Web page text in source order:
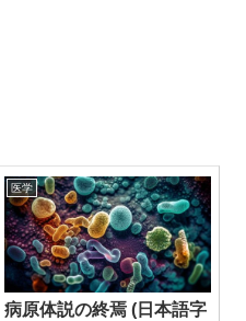
医学
病原体説の終焉 (日本語字